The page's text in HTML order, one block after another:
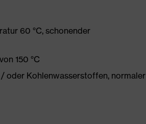
60 °C, schonender
150 °C
oder Kohlenwasserstoffen, normaler